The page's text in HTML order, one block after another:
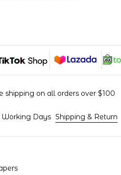
shipping on all orders over $100
Working Days Shipping & Return